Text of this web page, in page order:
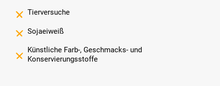
Tierversuche
Sojaeiweiß
Künstliche Farb-, Geschmacks- und
Konservierungsstoffe